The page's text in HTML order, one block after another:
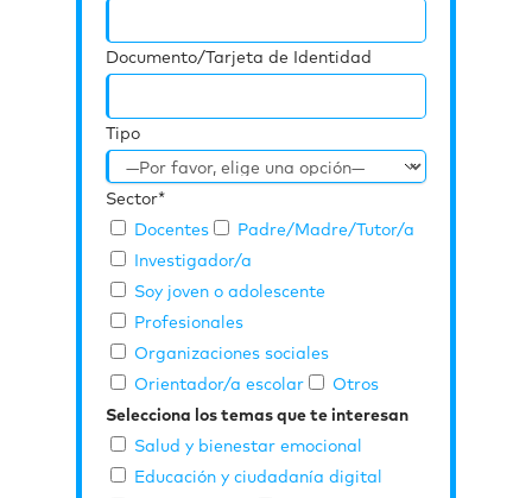
Documento/Tarjeta de Identidad
Tipo
Sector*
Docentes
Padre/Madre/Tutor/a
Investigador/a
Soy joven o adolescente
Profesionales
Organizaciones sociales
Orientador/a escolar
Otros
Selecciona los temas que te interesan
Salud y bienestar emocional
Educación y ciudadanía digital